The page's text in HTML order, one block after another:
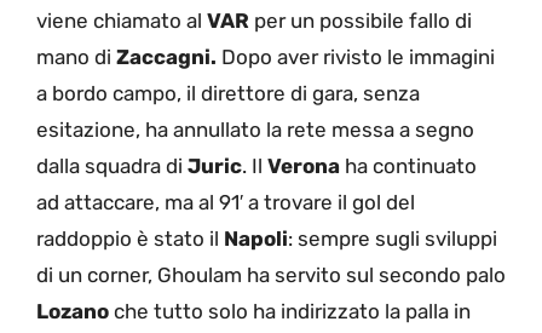
viene chiamato al VAR per un possibile fallo di
mano di Zaccagni. Dopo aver rivisto le immagini
a bordo campo, il direttore di gara, senza
esitazione, ha annullato la rete messa a segno
dalla squadra di Juric. Il Verona ha continuato
ad attaccare, ma al 91′ a trovare il gol del
raddoppio è stato il Napoli: sempre sugli sviluppi
di un corner, Ghoulam ha servito sul secondo palo
Lozano che tutto solo ha indirizzato la palla in